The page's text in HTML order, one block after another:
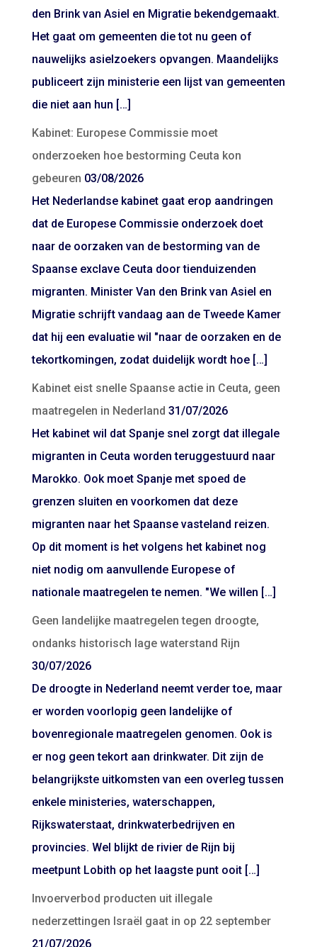
den Brink van Asiel en Migratie bekendgemaakt.
Het gaat om gemeenten die tot nu geen of
nauwelijks asielzoekers opvangen. Maandelijks
publiceert zijn ministerie een lijst van gemeenten
die niet aan hun […]
Kabinet: Europese Commissie moet
onderzoeken hoe bestorming Ceuta kon
gebeuren 03/08/2026
Het Nederlandse kabinet gaat erop aandringen
dat de Europese Commissie onderzoek doet
naar de oorzaken van de bestorming van de
Spaanse exclave Ceuta door tienduizenden
migranten. Minister Van den Brink van Asiel en
Migratie schrijft vandaag aan de Tweede Kamer
dat hij een evaluatie wil "naar de oorzaken en de
tekortkomingen, zodat duidelijk wordt hoe […]
Kabinet eist snelle Spaanse actie in Ceuta, geen
maatregelen in Nederland 31/07/2026
Het kabinet wil dat Spanje snel zorgt dat illegale
migranten in Ceuta worden teruggestuurd naar
Marokko. Ook moet Spanje met spoed de
grenzen sluiten en voorkomen dat deze
migranten naar het Spaanse vasteland reizen.
Op dit moment is het volgens het kabinet nog
niet nodig om aanvullende Europese of
nationale maatregelen te nemen. "We willen […]
Geen landelijke maatregelen tegen droogte,
ondanks historisch lage waterstand Rijn
30/07/2026
De droogte in Nederland neemt verder toe, maar
er worden voorlopig geen landelijke of
bovenregionale maatregelen genomen. Ook is
er nog geen tekort aan drinkwater. Dit zijn de
belangrijkste uitkomsten van een overleg tussen
enkele ministeries, waterschappen,
Rijkswaterstaat, drinkwaterbedrijven en
provincies. Wel blijkt de rivier de Rijn bij
meetpunt Lobith op het laagste punt ooit […]
Invoerverbod producten uit illegale
nederzettingen Israël gaat in op 22 september
21/07/2026